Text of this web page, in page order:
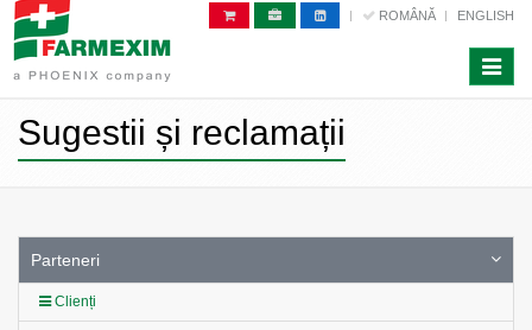
ROMÂNĂ ENGLISH
Toggle
Sugestii și reclamații
Parteneri
Clienți